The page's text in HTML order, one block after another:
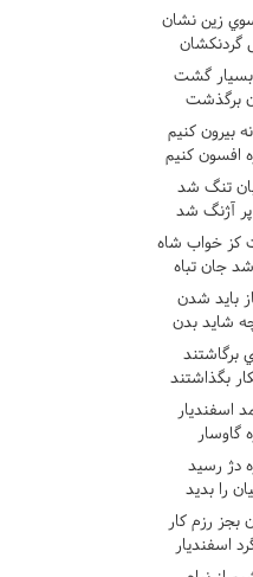
زين نشان
گردنکشان
بسيار گشت
برگذشت
بيرون کنيم
افسون کنيم
تنگ شد
آژنگ شد
کز خواب شاه
جان تباه
بايد شدن
شايد بدن
برگاشتند
بگذاشتند
اسفنديار
گاوسار
دژ رسيد
را بديد
رزم کار
اسفنديار